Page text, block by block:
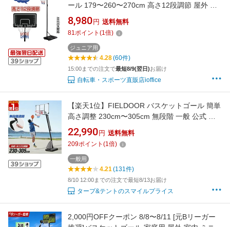
ール 179〜260〜270cm 高さ12段調節 屋外 家
庭用 ミニバス対応 ゴール バスケ 子供 大人 キ
ッズ ジュニア 小学生 屋外 室内 家庭用 ダンク
可 子供 体育館 屋外用 7号 7 号 室内5号 5号
270cm
8,980 円 送料無料
81ポイント (1倍)
ジュニア用
4.28(60件)
15:00までの注文で最短8/9(翌日)お届け
自転車・スポーツ直販店ioffice
【楽天1位】FIELDOOR バスケットゴール 簡単
高さ調整 230cm〜305cm 無段階 一般 公式 ミ
ニバス 室内 屋外 家庭用 移動式 練習用 公式サ
イズ 足元フリー リング 45cm 5号 6号 7号 対応
工具付 高さ無段階調節タイプ 1年保証 ■[送料無
料]
22,990 円 送料無料
209ポイント (1倍)
一般用
4.21(131件)
8/10 12:00までの注文で最短8/13お届け
タープ&テントのスマイルプライス
2,000円OFFクーポン 8/8〜8/11 [元Bリーガー